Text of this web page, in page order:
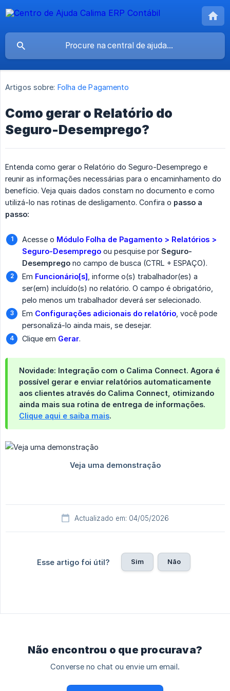
Artigos sobre: Folha de Pagamento
Como gerar o Relatório do
Seguro-Desemprego?
Entenda como gerar o Relatório do Seguro-Desemprego e
reunir as informações necessárias para o encaminhamento do
benefício. Veja quais dados constam no documento e como
utilizá-lo nas rotinas de desligamento. Confira o passo a
passo:
Acesse o Módulo Folha de Pagamento > Relatórios >
Seguro-Desemprego ou pesquise por Seguro-
Desemprego no campo de busca (CTRL + ESPAÇO).
Em Funcionário[s] , informe o(s) trabalhador(es) a
ser(em) incluído(s) no relatório. O campo é obrigatório,
pelo menos um trabalhador deverá ser selecionado.
Em Configurações adicionais do relatório , você pode
personalizá-lo ainda mais, se desejar.
Clique em Gerar.
Novidade: Integração com o Calima Connect. Agora é
possível gerar e enviar relatórios automaticamente
aos clientes através do Calima Connect , otimizando
ainda mais sua rotina de entrega de informações.
Clique aqui e saiba mais.
Actualizado em: 04/05/2026
Esse artigo foi útil? Sim Não
Não encontrou o que procurava?
Converse no chat ou envie um email.